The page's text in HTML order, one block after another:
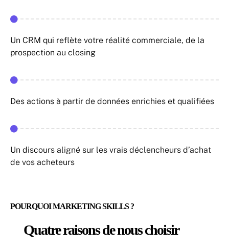
Un CRM qui reflète votre réalité commerciale, de la
prospection au closing
Des actions à partir de données enrichies et qualifiées
Un discours aligné sur les vrais déclencheurs d’achat
de vos acheteurs
POURQUOI MARKETING SKILLS ?
Quatre raisons de nous choisir